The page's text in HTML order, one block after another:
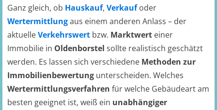
Ganz gleich, ob Hauskauf, Verkaufoder
Wertermittlungaus einem anderen Anlass – der
aktuelleVerkehrswert bzw. Marktwert einer
Immobilie in Oldenborstel sollte realistisch geschätzt
werden. Es lassen sich verschiedene Methoden zur
Immobilienbewertung unterscheiden. Welches
Wertermittlungsverfahren für welche Gebäudeart am
besten geeignet ist, weiß ein unabhängiger